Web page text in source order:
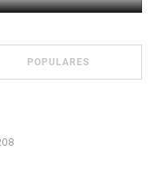
POPULARES